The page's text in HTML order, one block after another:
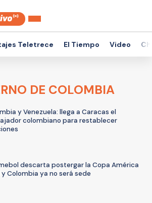
Teletrece El Tiempo Video
DE COLOMBIA
y Venezuela: llega a Caracas el
colombiano para restablecer
descarta postergar la Copa América
y Colombia ya no será sede